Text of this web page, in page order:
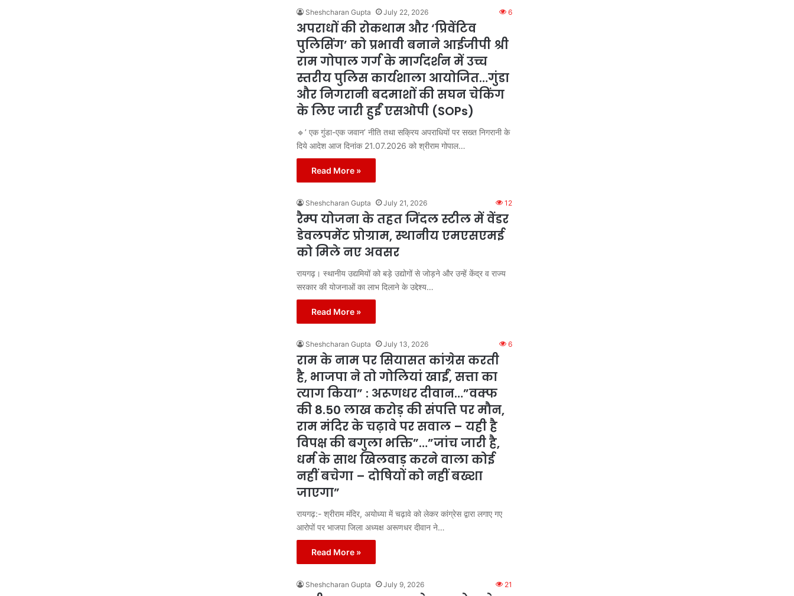
Sheshcharan Gupta July 22, 2026 6
अपराधों की रोकथाम और ‘प्रिवेंटिव
पुलिसिंग’ को प्रभावी बनाने आईजीपी श्री
राम गोपाल गर्ग के मार्गदर्शन में उच्च
स्तरीय पुलिस कार्यशाला आयोजित…गुंडा
और निगरानी बदमाशों की सघन चेकिंग
के लिए जारी हुईं एसओपी (SOPs)
🔹’ एक गुंडा-एक जवान’ नीति तथा सक्रिय अपराधियों पर सख्त निगरानी के
दिये आदेश आज दिनांक 21.07.2026 को श्रीराम गोपाल…
Read More »
Sheshcharan Gupta July 21, 2026 12
रैम्प योजना के तहत जिंदल स्टील में वेंडर
डेवलपमेंट प्रोग्राम, स्थानीय एमएसएमई
को मिले नए अवसर
रायगढ़। स्थानीय उद्यमियों को बड़े उद्योगों से जोड़ने और उन्हें केंद्र व राज्य
सरकार की योजनाओं का लाभ दिलाने के उद्देश्य…
Read More »
Sheshcharan Gupta July 13, 2026 6
राम के नाम पर सियासत कांग्रेस करती
है, भाजपा ने तो गोलियां खाईं, सत्ता का
त्याग किया” : अरूणधर दीवान…”वक्फ
की 8.50 लाख करोड़ की संपत्ति पर मौन,
राम मंदिर के चढ़ावे पर सवाल – यही है
विपक्ष की बगुला भक्ति”…”जांच जारी है,
धर्म के साथ खिलवाड़ करने वाला कोई
नहीं बचेगा – दोषियों को नहीं बख्शा
जाएगा”
रायगढ़:- श्रीराम मंदिर, अयोध्या में चढ़ावे को लेकर कांग्रेस द्वारा लगाए गए
आरोपों पर भाजपा जिला अध्यक्ष अरूणधर दीवान ने…
Read More »
Sheshcharan Gupta July 9, 2026 21